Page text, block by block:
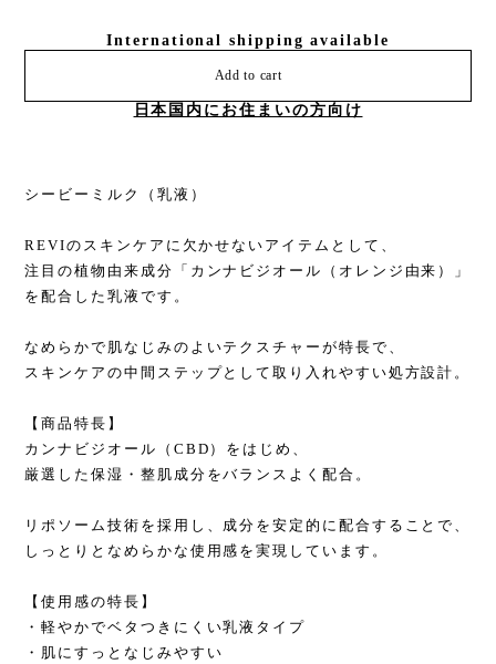
International shipping available
Add to cart
日本国内にお住まいの方向け
シービーミルク（乳液）
REVIのスキンケアに欠かせないアイテムとして、
注目の植物由来成分「カンナビジオール（オレンジ由来）」
を配合した乳液です。
なめらかで肌なじみのよいテクスチャーが特長で、
スキンケアの中間ステップとして取り入れやすい処方設計。
【商品特長】
カンナビジオール（CBD）をはじめ、
厳選した保湿・整肌成分をバランスよく配合。
リポソーム技術を採用し、成分を安定的に配合することで、
しっとりとなめらかな使用感を実現しています。
【使用感の特長】
・軽やかでベタつきにくい乳液タイプ
・肌にすっとなじみやすい